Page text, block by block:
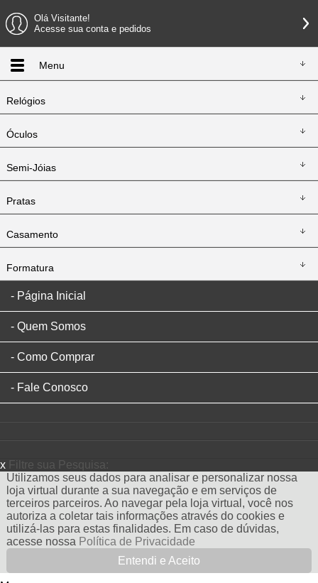
Olá Visitante!
Acesse sua conta e pedidos
Menu
Relógios
Óculos
Semi-Jóias
Pratas
Casamento
Formatura
Página Inicial
Quem Somos
Como Comprar
Fale Conosco
x Filtre sua Pesquisa:
Utilizamos seus dados para analisar e personalizar nossa
loja virtual durante a sua navegação e em serviços de
terceiros parceiros. Ao navegar pela loja virtual, você nos
autoriza a coletar tais informações através do cookies e
utilizá-las para estas finalidades. Em caso de dúvidas,
acesse nossa Política de Privacidade
Entendi e Aceito